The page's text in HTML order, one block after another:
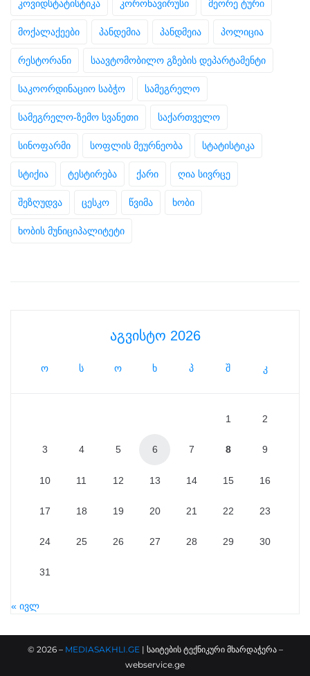
კოვიდსტატისტიკა კორონავირუსი მეორე ტური
მოქალაქეები პანდემია პანდმეია პოლიცია
რესტორანი საავტომობილო გზების დეპარტამენტი
საკოორდინაციო საბჭო სამეგრელო
სამეგრელო-ზემო სვანეთი საქართველო
სინოფარმი სოფლის მეურნეობა სტატისტიკა
სტიქია ტესტირება ქარი ღია სივრცე
შეზღუდვა ცესკო წვიმა ხობი
ხობის მუნიციპალიტეტი
აგვისტო 2026
ო ს ო ხ პ შ კ
1 2
3 4 5 6 7 8 9
10 11 12 13 14 15 16
17 18 19 20 21 22 23
24 25 26 27 28 29 30
31
« ივლ
© 2026– MEDIASAKHLI.GE | საიტების ტექნიკური მხარდაჭერა –
webservice.ge